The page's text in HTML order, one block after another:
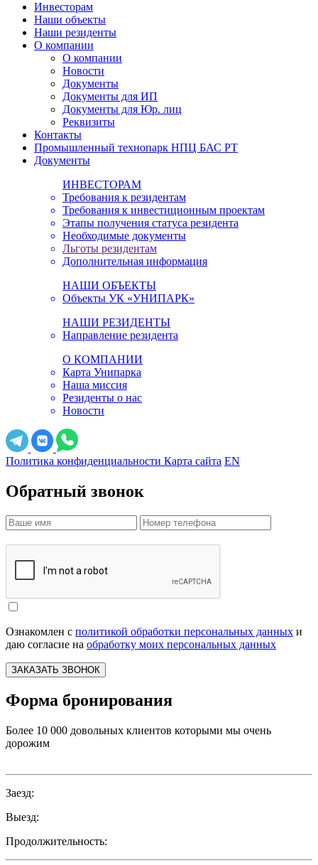
Инвесторам
Наши объекты
Наши резиденты
О компании
О компании
Новости
Документы
Документы для ИП
Документы для Юр. лиц
Реквизиты
Контакты
Промышленный технопарк НПЦ БАС РТ
Документы
ИНВЕСТОРАМ
Требования к резидентам
Требования к инвестиционным проектам
Этапы получения статуса резидента
Необходимые документы
Льготы резидентам
Дополнительная информация
НАШИ ОБЪЕКТЫ
Объекты УК «УНИПАРК»
НАШИ РЕЗИДЕНТЫ
Направление резидента
О КОМПАНИИ
Карта Унипарка
Наша миссия
Резиденты о нас
Новости
Политика конфиденциальности Карта сайта EN
Обратный звонок
Ознакомлен с политикой обработки персональных данных и
даю согласие на обработку моих персональных данных
ЗАКАЗАТЬ ЗВОНОК
Форма бронирования
Более 10 000 довольных клиентов которыми мы очень
дорожим
Заезд:
Выезд:
Продолжительность: